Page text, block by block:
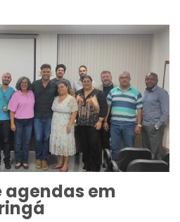
agendas em